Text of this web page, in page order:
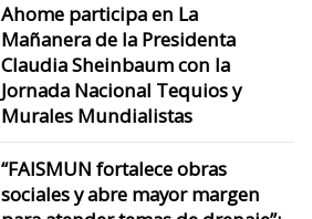
Ahome participa en La
Mañanera de la Presidenta
Claudia Sheinbaum con la
Jornada Nacional Tequios y
Murales Mundialistas
“FAISMUN fortalece obras
sociales y abre mayor margen